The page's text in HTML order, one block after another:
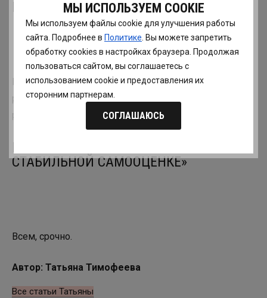
МЫ ИСПОЛЬЗУЕМ COOKIE
Мы используем файлы cookie для улучшения работы
сайта. Подробнее в Политике . Вы можете запретить
обработку сookies в настройках браузера. Продолжая
пользоваться сайтом, вы соглашаетесь с
использованием cookie и предоставления их
сторонним партнерам.
СОГЛАШАЮСЬ
НАГИСА ТАЦУМИ «НИЧЕГО ЛИШНЕГО»
Проминимализмкак стиль потребления. Особенно
рекомендую тем, кто не умеет выкидывать вещи и
расставаться с хламом.
БОРИС ЛИТВАК «7 ШАГОВ К
СТАБИЛЬНОЙ САМООЦЕНКЕ»
Всем, срочно.
Автор: Татьяна Тимофеева
Все статьи Татьяны